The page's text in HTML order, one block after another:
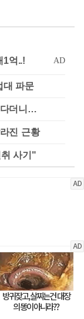
대 파문
다더니…
진 근황
사기"